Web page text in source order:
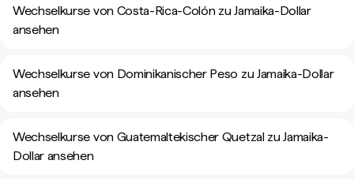
Wechselkurse von Costa-Rica-Colón zu Jamaika-Dollar
ansehen
Wechselkurse von Dominikanischer Peso zu Jamaika-Dollar
ansehen
Wechselkurse von Guatemaltekischer Quetzal zu Jamaika-
Dollar ansehen